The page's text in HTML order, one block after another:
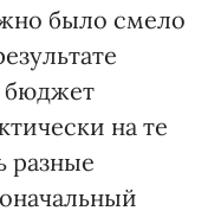
было смело
бюджет
на те